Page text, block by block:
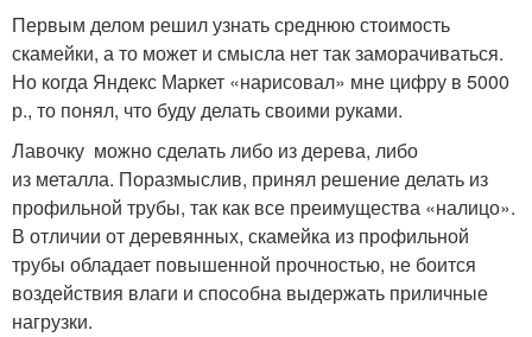
Первым делом решил узнать среднюю стоимость
скамейки, а то может и смысла нет так заморачиваться.
Но когда Яндекс Маркет «нарисовал» мне цифру в 5000
р., то понял, что буду делать своими руками.
Лавочку можно сделать либо из дерева, либо
из металла. Поразмыслив, принял решение делать из
профильной трубы, так как все преимущества «налицо».
В отличии от деревянных, скамейка из профильной
трубы обладает повышенной прочностью, не боится
воздействия влаги и способна выдержать приличные
нагрузки.